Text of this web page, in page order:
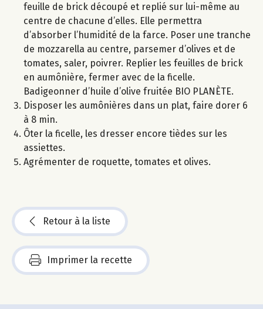
feuille de brick découpé et replié sur lui-même au
centre de chacune d’elles. Elle permettra
d’absorber l’humidité de la farce. Poser une tranche
de mozzarella au centre, parsemer d’olives et de
tomates, saler, poivrer. Replier les feuilles de brick
en aumônière, fermer avec de la ficelle.
Badigeonner d’huile d’olive fruitée BIO PLANÈTE.
Disposer les aumônières dans un plat, faire dorer 6
à 8 min.
Ôter la ficelle, les dresser encore tièdes sur les
assiettes.
Agrémenter de roquette, tomates et olives.
Retour à la liste
Imprimer la recette